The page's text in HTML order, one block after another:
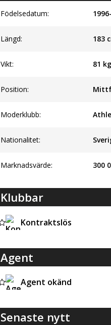
Födelsedatum:
Längd: 183
Vikt: 81 kg
Position:
Moderklubb:
Nationalitet:
Marknadsvärde: 300
Klubbar
Kontraktslös
Agent
Agent okänd
Senaste nytt